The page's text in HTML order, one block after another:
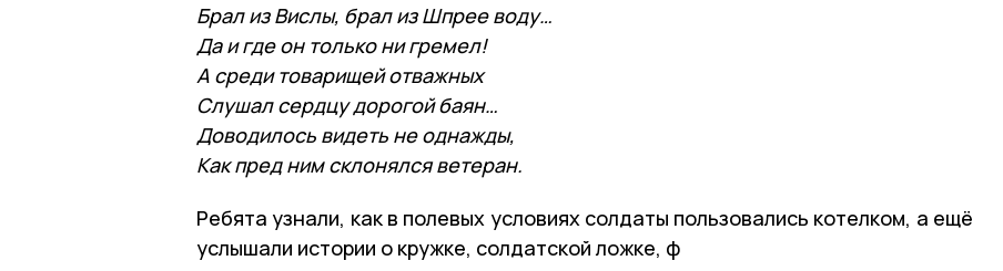
Брал из Вислы, брал из Шпрее воду…
Да и где он только ни гремел!
А среди товарищей отважных
Слушал сердцу дорогой баян…
Доводилось видеть не однажды,
Как пред ним склонялся ветеран.
Ребята узнали, как в полевых условиях солдаты пользовались котелком, а ещё
услышали истории о кружке, солдатской ложке, ф